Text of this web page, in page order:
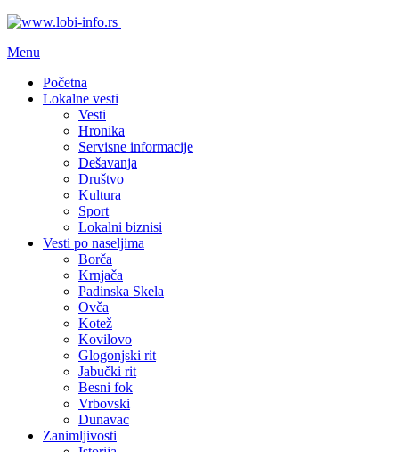
Menu
Početna
Lokalne vesti
Vesti
Hronika
Servisne informacije
Dešavanja
Društvo
Kultura
Sport
Lokalni biznisi
Vesti po naseljima
Borča
Krnjača
Padinska Skela
Ovča
Kotež
Kovilovo
Glogonjski rit
Jabučki rit
Besni fok
Vrbovski
Dunavac
Zanimljivosti